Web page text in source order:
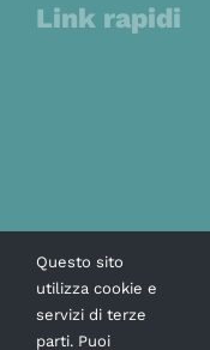
Link rapidi
Questo sito
utilizza cookie e
servizi di terze
parti. Puoi